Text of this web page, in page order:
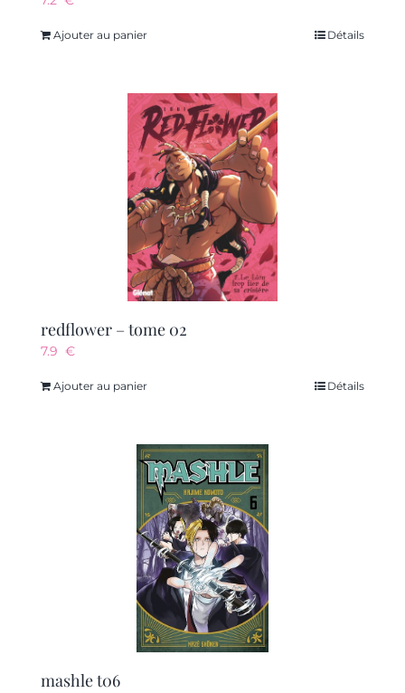
Ajouter au panier Détails
redflower – tome 02
7.9 €
Ajouter au panier Détails
mashle t06